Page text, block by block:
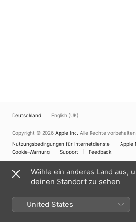
Deutschland English (UK)
Copyright © 2026 Apple Inc. Alle Rechte vorbehalten.
Nutzungsbedingungen für Internetdienste
Apple
Cookie-Warnung
Support Feedback
Wähle ein anderes Land aus,
deinen Standort zu sehen
United States